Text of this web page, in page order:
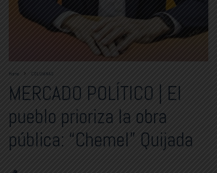
Home COLUMNAS
MERCADO POLÍTICO | El
pueblo prioriza la obra
pública: “Chemel” Quijada